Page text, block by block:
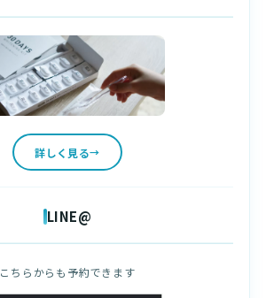
詳しく見る
LINE@
こちらからも予約できます